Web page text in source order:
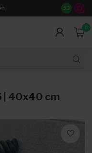
14 dagen
9.3
0
| 40x40 cm